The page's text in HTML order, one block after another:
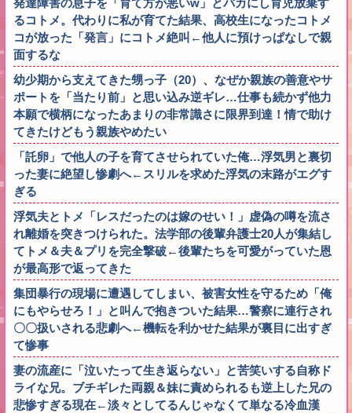
発達障害の息子を「育て方が悪いw」とバカにし育児放棄す
るコトメ。代わりに私が育てた結果、高校生になったコトメ
コが放った「発言」にコトメ絶叫←他人に預けっぱなしで親
面するな
幼少期から支えてきた甥っ子（20）、なぜか親族の善意やサ
ポートを「当たり前」と思い込み逆ギレ…仕事も続かず他力
本願で横柄になったあまりの非常識さに限界到達！情で助け
てきたけどもう親族やめたい
「託卵」で他人の子を育てさせられていた俺…浮気男と裏切
った妻に絶望し惨劇へ←スリルを求めた浮気の末路がエグす
ぎる
浮気夫とトメ「レスだったのは嫁のせい！」虚偽の噂を流さ
れ離婚を突きつけられた。法学部の後輩弁護士20人が集結し
てトメ＆夫＆プリを完全撃破←後輩たちを可愛がっていた恩
が最高形で返ってきた
集団暴行の現場に遭遇してしまい、被害女性を守るため「俺
にもやらせろ！」と叫んで抱きついた結果…警察に連行され
〇〇扱いされる悲劇へ←機転を利かせた結果が裏目に出すぎ
て惨事
妻の流産に「泣いたって生き返らない」と苦笑いする自称ド
ライな兄。ブチギレた両親＆妹に責められるも逆上した兄の
悲惨すぎる現在←淡々としてるんじゃなくて単なる冷血漢